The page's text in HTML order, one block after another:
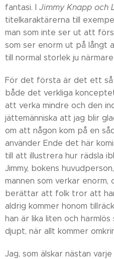
fantasi. I Jimmy Knapp och
titelkaraktärerna till
man som inte ser ut att
som ser enorm ut på långt
till normal storlek ju
För det första är det ett
både det verkliga
att verka mindre och den
jättemänniska att jag blir
om att någon kom på en
använder Ende det här
till att illustrera hur rädsla
Jimmy, bokens
mannen som verkar enorm,
berättar att folk tror att
aldrig kommer honom
han är lika liten och
djupt, när allt kommer
Jag, som älskar nästan